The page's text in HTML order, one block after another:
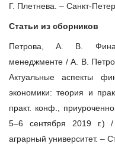
Г. Плетнева. – Санкт-
Статьи из сборников
Петрова, А. В.
менеджменте / А. В.
Актуальные аспекты
экономики: теория и
практ. конф.,
5–6 сентября 2019 г.) /
аграрный университет. –